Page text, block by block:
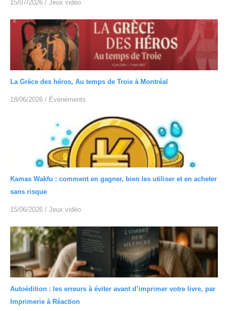
15/07/2026 / Jeux vidéo
La Grèce des héros, Au temps de Troie à Montréal
18/06/2026 / Événéments
Kamas Wakfu : comment en gagner, bien les utiliser et en acheter
sans risque
15/06/2026 / Jeux vidéo
Autoédition : les erreurs à éviter avant d’imprimer votre livre, par
Imprimerie à Réaction